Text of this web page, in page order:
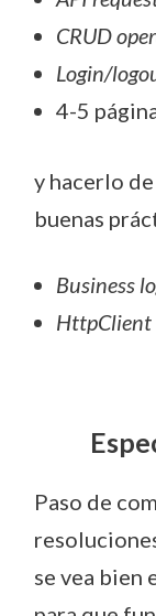
CRUD
Login/
4-5
y hacerlo
buenas
Business
HttpClient
Paso de
se vea bien